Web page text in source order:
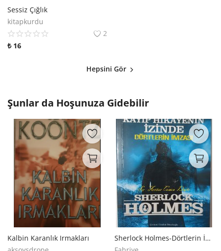
Sessiz Çığlık
kitapkurdu
2
₺ 16
Hepsini Gör
Şunlar da Hoşunuza Gidebilir
Kalbin Karanlık Irmakları
Sherlock Holmes-Dörtlerin İmzası